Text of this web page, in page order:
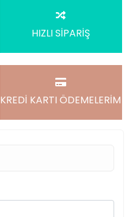
HIZLI SİPARİŞ
KREDİ KARTI ÖDEMELERİM